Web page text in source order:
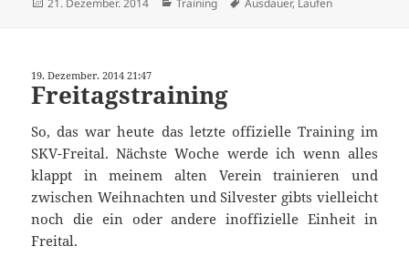
21. Dezember. 2014 Training Ausdauer, Laufen
19. Dezember. 2014 21:47
Freitagstraining
So, das war heute das letzte offizielle Training im
SKV-Freital. Nächste Woche werde ich wenn alles
klappt in meinem alten Verein trainieren und
zwischen Weihnachten und Silvester gibts vielleicht
noch die ein oder andere inoffizielle Einheit in
Freital.